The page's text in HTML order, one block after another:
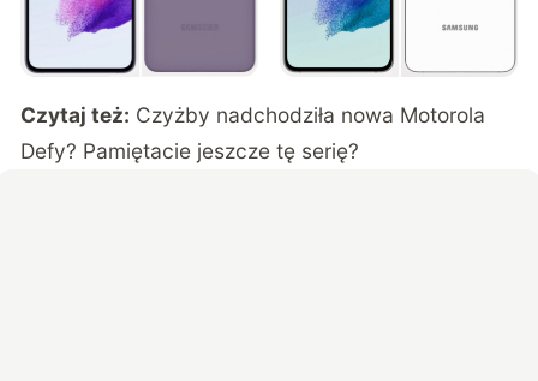
Czytaj też: Czyżby nadchodziła nowa Motorola
Defy? Pamiętacie jeszcze tę serię?